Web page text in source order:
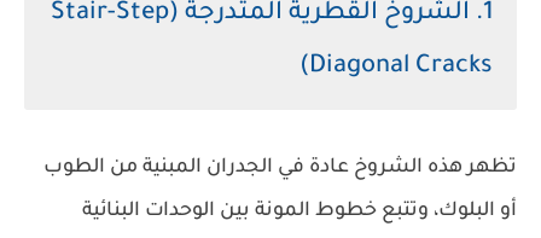
1. الشروخ القطرية المتدرجة (Stair-Step
Diagonal Cracks)
تظهر هذه الشروخ عادة في الجدران المبنية من الطوب
أو البلوك، وتتبع خطوط المونة بين الوحدات البنائية